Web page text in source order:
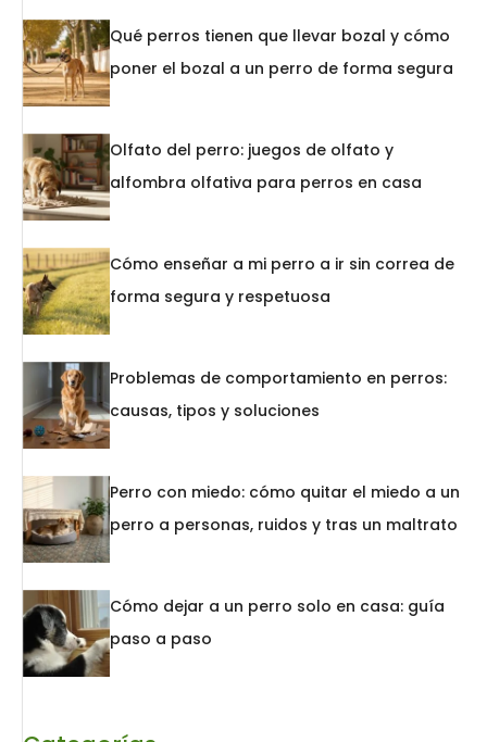
Qué perros tienen que llevar bozal y cómo
poner el bozal a un perro de forma segura
Olfato del perro: juegos de olfato y
alfombra olfativa para perros en casa
Cómo enseñar a mi perro a ir sin correa de
forma segura y respetuosa
Problemas de comportamiento en perros:
causas, tipos y soluciones
Perro con miedo: cómo quitar el miedo a un
perro a personas, ruidos y tras un maltrato
Cómo dejar a un perro solo en casa: guía
paso a paso